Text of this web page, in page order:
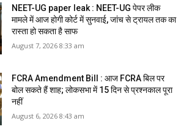
NEET-UG paper leak : NEET-UG पेपर लीक
मामले में आज होगी कोर्ट में सुनवाई, जांच से ट्रायल तक का
रास्ता हो सकता है साफ
August 7, 2026 8:33 am
FCRA Amendment Bill : आज FCRA बिल पर
बोल सकते हैं शाह; लोकसभा में 15 दिन से प्रश्नकाल पूरा
नहीं
August 6, 2026 8:43 am